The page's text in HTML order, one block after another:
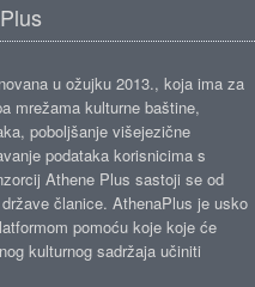
u ožujku 2013., koja ima za
mrežama kulturne baštine,
poboljšanje višejezične
podataka korisnicima s
Athene Plus sastoji se od
članice. AthenaPlus je usko
pomoću koje koje će
kulturnog sadržaja učiniti